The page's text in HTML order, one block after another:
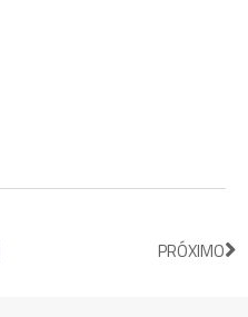
PRÓXIMO